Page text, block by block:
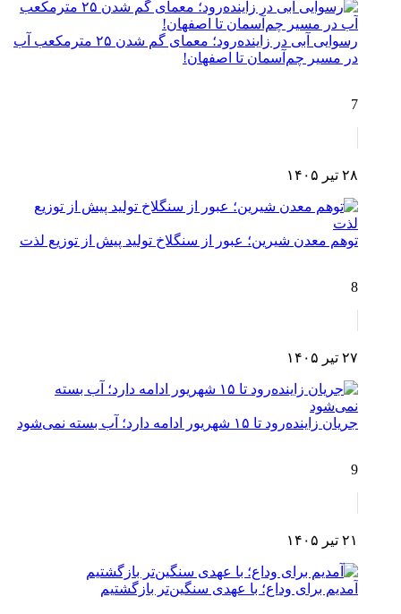
رسوایی آبی در زاینده‌رود؛ معمای گم شدن ۲۵ مترمکعب آب
در مسیر چم‌آسمان تا اصفهان!
7
۲۸ تیر ۱۴۰۵
توهم معدن شیرین؛ عبور از سنگلاخ تولید پیش از توزیع لذت
8
۲۷ تیر ۱۴۰۵
جریان زاینده‌رود تا ۱۵ شهریور ادامه دارد؛ آب بسته نمی‌شود
9
۲۱ تیر ۱۴۰۵
آمدیم برای وداع؛ با عهدی سنگین‌تر بازگشتیم